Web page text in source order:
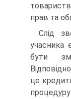
прав та
Слід
учасника
бути
це